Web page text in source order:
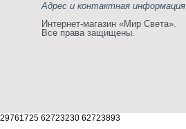
Адрес и контактная информация
Интернет-магазин «Мир Света».
Все права защищены.
29761725 62723230 62723893